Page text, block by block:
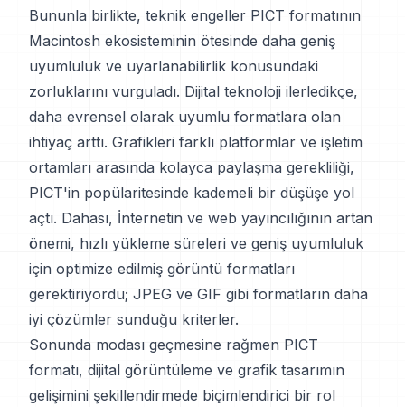
Bununla birlikte, teknik engeller PICT formatının
Macintosh ekosisteminin ötesinde daha geniş
uyumluluk ve uyarlanabilirlik konusundaki
zorluklarını vurguladı. Dijital teknoloji ilerledikçe,
daha evrensel olarak uyumlu formatlara olan
ihtiyaç arttı. Grafikleri farklı platformlar ve işletim
ortamları arasında kolayca paylaşma gerekliliği,
PICT'in popülaritesinde kademeli bir düşüşe yol
açtı. Dahası, İnternetin ve web yayıncılığının artan
önemi, hızlı yükleme süreleri ve geniş uyumluluk
için optimize edilmiş görüntü formatları
gerektiriyordu; JPEG ve GIF gibi formatların daha
iyi çözümler sunduğu kriterler.
Sonunda modası geçmesine rağmen PICT
formatı, dijital görüntüleme ve grafik tasarımın
gelişimini şekillendirmede biçimlendirici bir rol